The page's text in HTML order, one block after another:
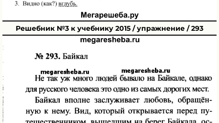
Решебник №3 к учебнику 2015 / упражнение / 293